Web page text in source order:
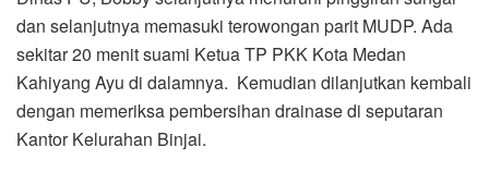
dan selanjutnya memasuki terowongan parit MUDP. Ada
sekitar 20 menit suami Ketua TP PKK Kota Medan
Kahiyang Ayu di dalamnya. Kemudian dilanjutkan kembali
dengan memeriksa pembersihan drainase di seputaran
Kantor Kelurahan Binjai.